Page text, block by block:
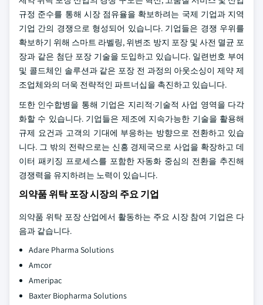
규정 준수를 통해 시장 점유율을 확보하려는 국제 기업과 지역
기업 간의 경쟁으로 형성되어 있습니다. 기업들은 경쟁 우위를
확보하기 위해 스마트 라벨링, 위변조 방지 포장 및 사전 멸균 포
장과 같은 첨단 포장 기술을 도입하고 있습니다. 일련번호 부여
및 콜드체인 솔루션과 같은 포장 전 과정의 아웃소싱이 제약 제
조업체와의 더욱 전략적인 파트너십을 촉진하고 있습니다.
또한 인수합병을 통해 기업은 지리적·기술적 사업 영역을 다각
화할 수 있습니다. 기업들은 제조에 지속가능한 기술을 활용해
규제 요건과 고객의 기대에 부응하는 방향으로 전환하고 있습
니다. 그 밖의 전략으로는 신흥 경제국으로 사업을 확장하고 데
이터 패키징 프로세스를 포함한 자동화 중심의 전환을 추진해
경쟁력을 유지하려는 노력이 있습니다.
의약품 위탁 포장 시장의 주요 기업
의약품 위탁 포장 산업에서 활동하는 주요 시장 참여 기업은 다
음과 같습니다.
Adare Pharma Solutions
Amcor
Ameripac
Baxter Biopharma Solutions